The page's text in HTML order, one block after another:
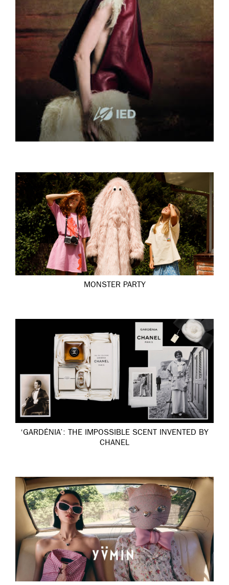
MONSTER PARTY
‘GARDÉNIA’: THE IMPOSSIBLE SCENT INVENTED BY
CHANEL